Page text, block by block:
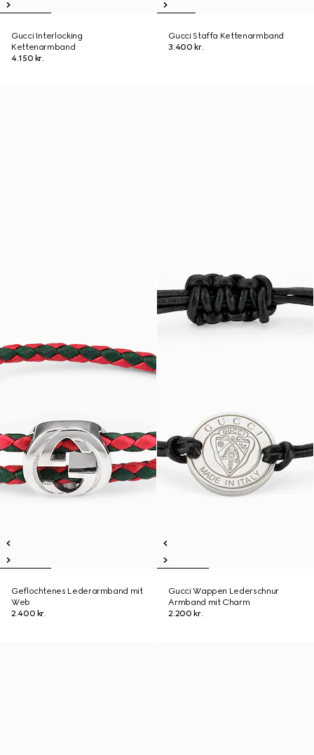
Gucci Interlocking
Kettenarmband
4.150 kr.
Gucci Staffa Kettenarmband
3.400 kr.
Geflochtenes Lederarmband mit
Web
2.400 kr.
Gucci Wappen Lederschnur
Armband mit Charm
2.200 kr.